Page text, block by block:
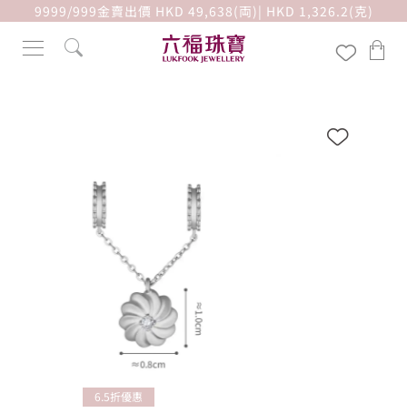
9999/999金賣出價 HKD 49,638(両)| HKD 1,326.2(克)
6.5折優惠